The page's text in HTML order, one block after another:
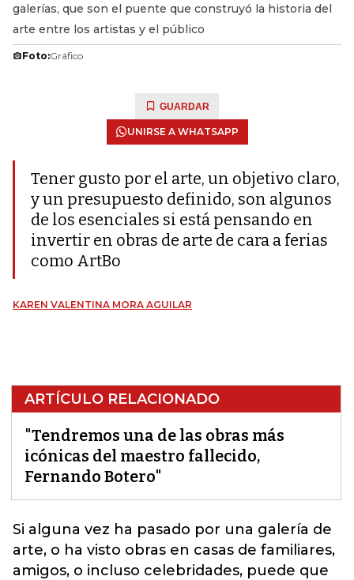
galerías, que son el puente que construyó la historia del
arte entre los artistas y el público
Foto:Gráfico
GUARDAR
UNIRSE A WHATSAPP
Tener gusto por el arte, un objetivo claro,
y un presupuesto definido, son algunos
de los esenciales si está pensando en
invertir en obras de arte de cara a ferias
como ArtBo
KAREN VALENTINA MORA AGUILAR
ARTÍCULO RELACIONADO
"Tendremos una de las obras más
icónicas del maestro fallecido,
Fernando Botero"
Si alguna vez ha pasado por una galería de
arte, o ha visto obras en casas de familiares,
amigos, o incluso celebridades, puede que